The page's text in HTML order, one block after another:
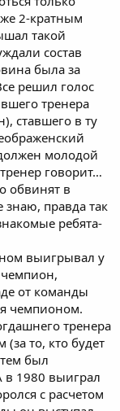
2-кратным
такой
состав
была за
решил голос
тренера
ставшего в ту
молодой
говорит…
обвинят в
знаю, правда так
ребята-
выигрывал у
от команды
чемпионом.
тренера
то, кто будет
был
в 1980 выиграл
с расчетом